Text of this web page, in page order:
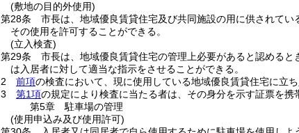
(敷地の目的外使用)
第28条
市長は、地域優良賃貸住宅及び共同施設の用に供されて
その使用を許可することができる。
(立入検査)
第29条
市長は、地域優良賃貸住宅の管理上必要があると認める
は入居者に対して適当な指示をさせることができる。
2
前項の検査において、現に使用している地域優良賃貸住宅に立
3
第1項の規定により検査に当たる者は、その身分を示す証票を
第5章
駐車場の管理
(使用申込み及び使用許可)